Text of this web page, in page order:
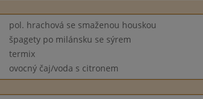
pol. hrachová se smaženou houskou
špagety po milánsku se sýrem
termix
ovocný čaj/voda s citronem